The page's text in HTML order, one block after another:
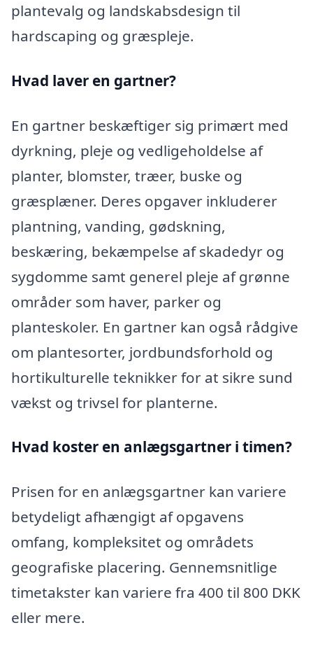
plantevalg og landskabsdesign til
hardscaping og græspleje.
Hvad laver en gartner?
En gartner beskæftiger sig primært med
dyrkning, pleje og vedligeholdelse af
planter, blomster, træer, buske og
græsplæner. Deres opgaver inkluderer
plantning, vanding, gødskning,
beskæring, bekæmpelse af skadedyr og
sygdomme samt generel pleje af grønne
områder som haver, parker og
planteskoler. En gartner kan også rådgive
om plantesorter, jordbundsforhold og
hortikulturelle teknikker for at sikre sund
vækst og trivsel for planterne.
Hvad koster en anlægsgartner i timen?
Prisen for en anlægsgartner kan variere
betydeligt afhængigt af opgavens
omfang, kompleksitet og områdets
geografiske placering. Gennemsnitlige
timetakster kan variere fra 400 til 800 DKK
eller mere.